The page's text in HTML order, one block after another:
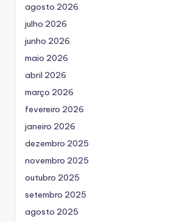
agosto 2026
julho 2026
junho 2026
maio 2026
abril 2026
março 2026
fevereiro 2026
janeiro 2026
dezembro 2025
novembro 2025
outubro 2025
setembro 2025
agosto 2025